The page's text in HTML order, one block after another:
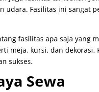
udara. Fasilitas ini sangat
fasilitas apa saja yang
meja, kursi, dan
sukses.
Sewa